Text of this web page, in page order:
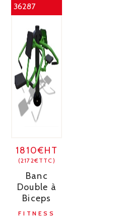
36287
1810€HT
(2172€TTC)
Banc
Double à
Biceps
FITNESS